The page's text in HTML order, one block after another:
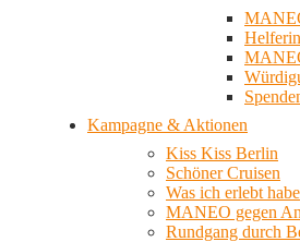
Kampagne & Aktionen
Kiss Kiss Berlin
Schöner Cruisen
Was ich erlebt habe
MANEO gegen
Rundgang durch